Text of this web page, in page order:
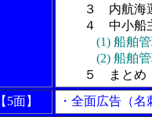
３ 内航海運
４ 中小船主
(1) 船舶
(2) 船舶管理
５ まとめ
【5面】
・全面広告（名